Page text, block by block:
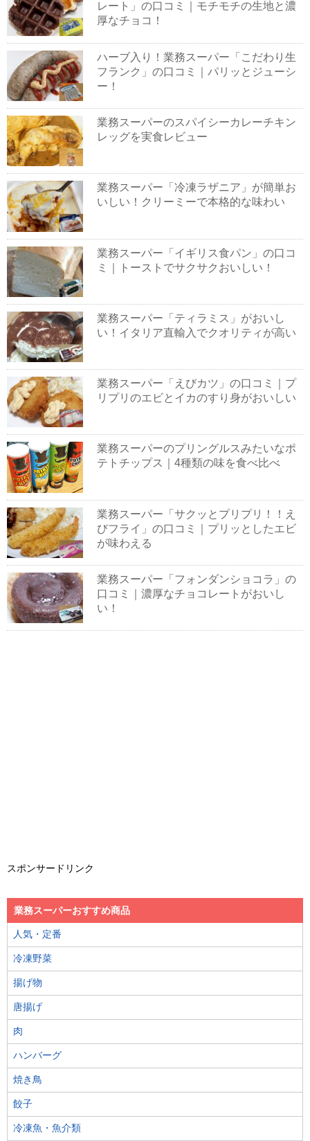
レート」の口コミ｜モチモチの生地と濃
厚なチョコ！
ハーブ入り！業務スーパー「こだわり生
フランク」の口コミ｜パリッとジューシ
ー！
業務スーパーのスパイシーカレーチキン
レッグを実食レビュー
業務スーパー「冷凍ラザニア」が簡単お
いしい！クリーミーで本格的な味わい
業務スーパー「イギリス食パン」の口コ
ミ｜トーストでサクサクおいしい！
業務スーパー「ティラミス」がおいし
い！イタリア直輸入でクオリティが高い
業務スーパー「えびカツ」の口コミ｜プ
リプリのエビとイカのすり身がおいしい
業務スーパーのプリングルスみたいなポ
テトチップス｜4種類の味を食べ比べ
業務スーパー「サクッとプリプリ！！え
びフライ」の口コミ｜プリッとしたエビ
が味わえる
業務スーパー「フォンダンショコラ」の
口コミ｜濃厚なチョコレートがおいし
い！
スポンサードリンク
業務スーパーおすすめ商品
人気・定番
冷凍野菜
揚げ物
唐揚げ
肉
ハンバーグ
焼き鳥
餃子
冷凍魚・魚介類